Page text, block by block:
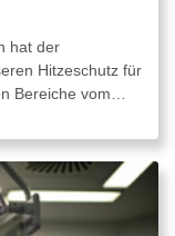
hat der
Hitzeschutz für
Bereiche vom
erste
ZDF-
nur für den
Nur ein Drittel der